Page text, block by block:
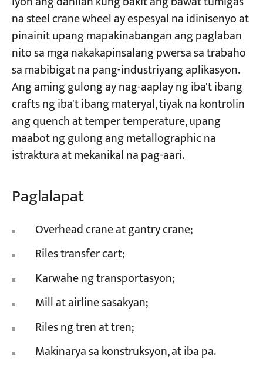
na steel crane wheel ay espesyal na idinisenyo at
pinainit upang mapakinabangan ang paglaban
nito sa mga nakakapinsalang pwersa sa trabaho
sa mabibigat na pang-industriyang aplikasyon.
Ang aming gulong ay nag-aaplay ng iba't ibang
crafts ng iba't ibang materyal, tiyak na kontrolin
ang quench at temper temperature, upang
maabot ng gulong ang metallographic na
istraktura at mekanikal na pag-aari.
Paglalapat
Overhead crane at gantry crane;
Riles transfer cart;
Karwahe ng transportasyon;
Mill at airline sasakyan;
Riles ng tren at tren;
Makinarya sa konstruksyon, at iba pa.